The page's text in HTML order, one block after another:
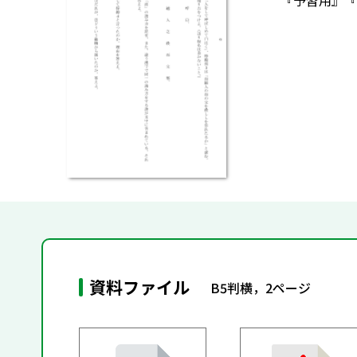
資料ファイル B5判横，2ページ